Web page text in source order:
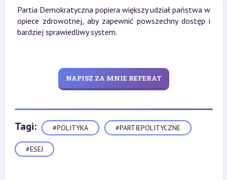
Partia Demokratyczna popiera większy udział państwa w
opiece zdrowotnej, aby zapewnić powszechny dostęp i
bardziej sprawiedliwy system.
NAPISZ ZA MNIE REFERAT
Tagi: #POLITYKA #PARTIEPOLITYCZNE
#ESEJ